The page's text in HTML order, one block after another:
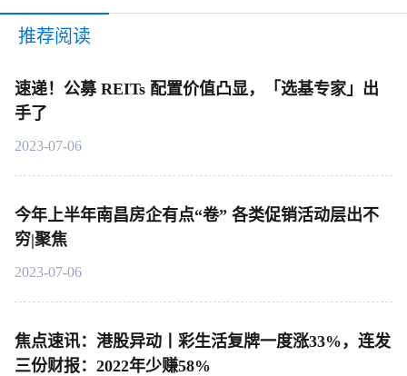
推荐阅读
速递！公募 REITs 配置价值凸显，「选基专家」出
手了
2023-07-06
今年上半年南昌房企有点“卷” 各类促销活动层出不
穷|聚焦
2023-07-06
焦点速讯：港股异动丨彩生活复牌一度涨33%，连发
三份财报：2022年少赚58%